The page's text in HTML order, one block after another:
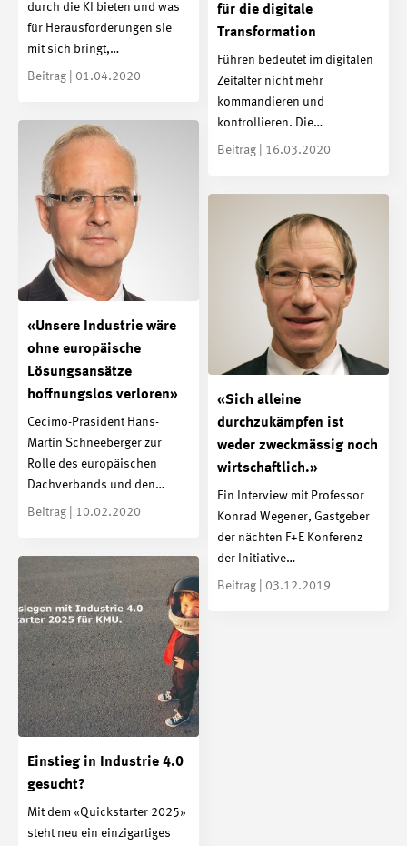
durch die KI bieten und was
für Herausforderungen sie
mit sich bringt,…
Beitrag | 01.04.2020
für die digitale
Transformation
Führen bedeutet im digitalen
Zeitalter nicht mehr
kommandieren und
kontrollieren. Die…
Beitrag | 16.03.2020
«Unsere Industrie wäre
ohne europäische
Lösungsansätze
hoffnungslos verloren»
Cecimo-Präsident Hans-
Martin Schneeberger zur
Rolle des europäischen
Dachverbands und den…
Beitrag | 10.02.2020
«Sich alleine
durchzukämpfen ist
weder zweckmässig noch
wirtschaftlich.»
Ein Interview mit Professor
Konrad Wegener, Gastgeber
der nächten F+E Konferenz
der Initiative…
Beitrag | 03.12.2019
Einstieg in Industrie 4.0
gesucht?
Mit dem «Quickstarter 2025»
steht neu ein einzigartiges